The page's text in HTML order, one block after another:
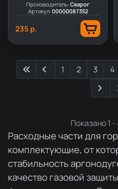
Производитель:Сварог
Артикул:00000087352
235 р.
1 2 3 4
Показано 1 -
Расходные части для
комплектующие, от
стабильность
качество газовой